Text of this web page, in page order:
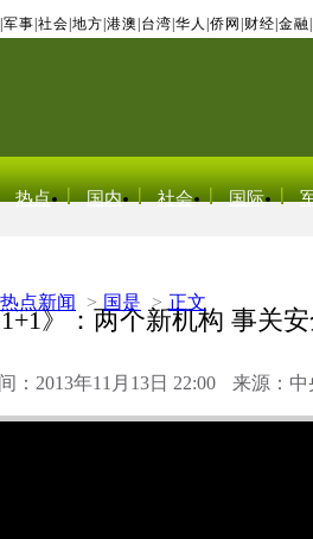
军事 社会 地方 港澳 台湾 华人 侨网 财经 金融
热点 国内 社会 国际
热点新闻 > 国是 > 正文
》：两个新机构 事关
：2013年11月13日 22:00 来源：中